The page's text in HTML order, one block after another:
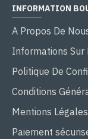
INFORMATION
A Propos De
Informations Sur
Politique De
Conditions
Mentions Légales
Paiement